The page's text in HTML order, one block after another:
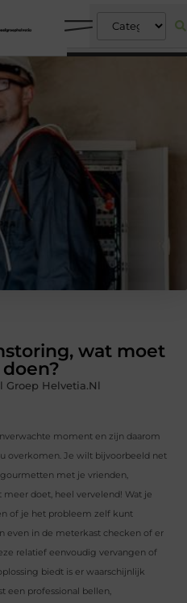
wat moet
Groep Helvetia.nl
moment en zijn daarom
overkomen. Je wilt bijvoorbeeld net
met je vrienden,
doet, heel vervelend! Wat je
of je het probleem zelf kunt
even in de meterkast checken of er
relatief eenvoudig vervangen of
biedt is er waarschijnlijk
een professional bellen,